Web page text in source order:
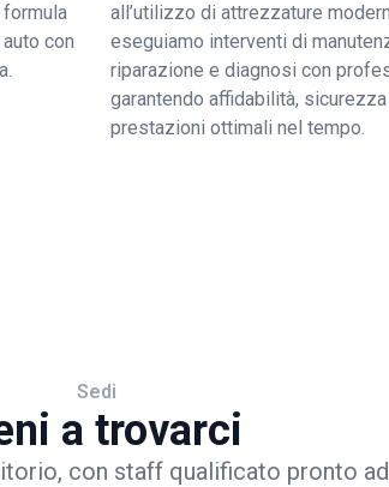
formula
con
all’utilizzo di attrezzature
eseguiamo interventi di
riparazione e diagnosi con
garantendo affidabilità,
prestazioni ottimali nel tempo.
Sedi
a trovarci
con staff qualificato pronto